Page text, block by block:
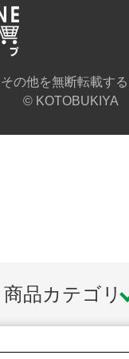
の他を無断転載す
© KOTOBUKIYA
商品カテゴリ